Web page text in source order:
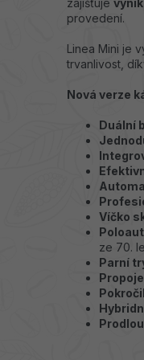
provedení.
Linea Mini je
trvanlivost,
Nová verze
Duální
Víčko
ze 70.
Parní